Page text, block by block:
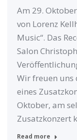
Am 29.
von Lorenz
Music“. Das
Salon
Wir freuen uns
eines
Oktober, am
Zusatzkonzert
Read more